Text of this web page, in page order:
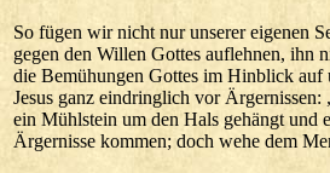
So fügen wir nicht nur unserer eigenen
gegen den Willen Gottes auflehnen, ihn
die Bemühungen Gottes im Hinblick auf
Jesus ganz eindringlich vor
ein Mühlstein um den Hals gehängt und
Ärgernisse kommen; doch wehe dem